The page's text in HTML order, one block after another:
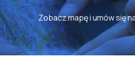
Zobacz mapę i umów się